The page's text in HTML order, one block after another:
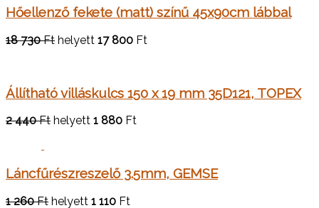
Hőellenző fekete (matt) színű 45x90cm lábbal
18 730 Ft helyett 17 800 Ft
Állítható villáskulcs 150 x 19 mm 35D121, TOPEX
2 440 Ft helyett 1 880 Ft
Láncfűrészreszelő 3.5mm, GEMSE
1 260 Ft helyett 1 110 Ft